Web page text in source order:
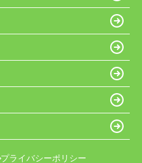
プライバシーポリシー